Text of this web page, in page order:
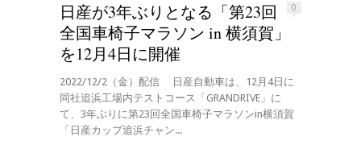
0
日産が3年ぶりとなる「第23回
全国車椅子マラソン in 横須賀」
を12月4日に開催
2022/12/2（金）配信 日産自動車は、12月4日に
同社追浜工場内テストコース「GRANDRIVE」に
て、3年ぶりに第23回全国車椅子マラソンin横須賀
「日産カップ追浜チャン...